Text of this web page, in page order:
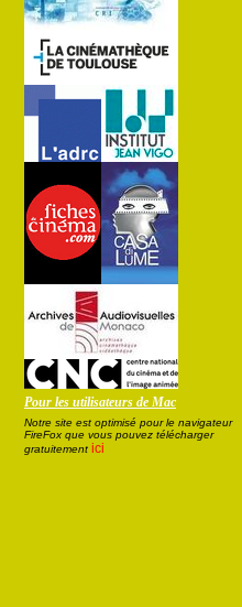
Pour les utilisateurs de Mac
Notre site est optimisé pour le navigateur
FireFox que vous pouvez télécharger
gratuitement ici